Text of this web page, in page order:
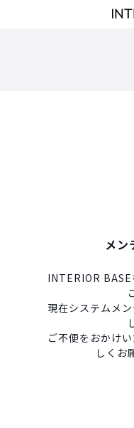
メン
INTERIOR
現在システムメ
ご不便をおかけ
しくお